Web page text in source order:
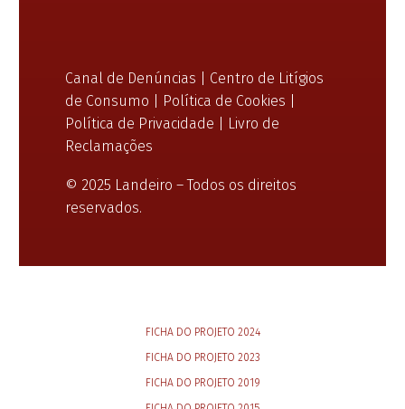
Canal de Denúncias
Centro de Litígios
de Consumo
Política de Cookies
Política de Privacidade
Livro de
Reclamações
© 2025 Landeiro – Todos os direitos
reservados.
FICHA DO PROJETO 2024
FICHA DO PROJETO 2023
FICHA DO PROJETO 2019